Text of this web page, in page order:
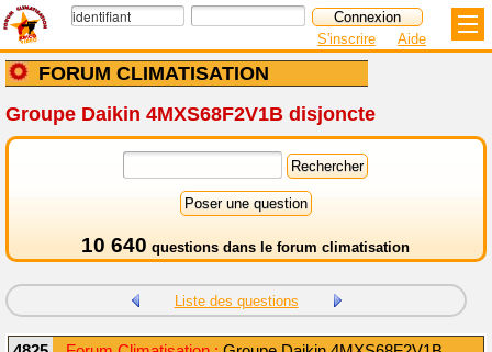
FORUM CLIMATISATION
S'inscrire Aide
Groupe Daikin 4MXS68F2V1B disjoncte
10 640 questions dans le forum climatisation
Liste des questions